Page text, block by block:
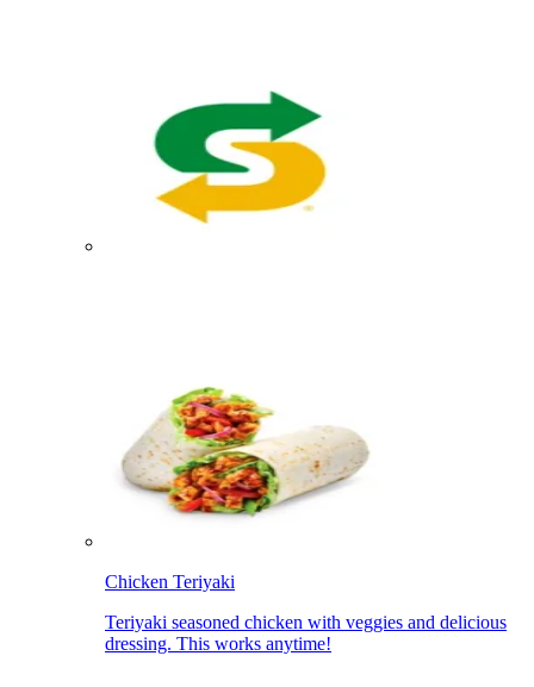
Chicken Teriyaki​​​​‌ ‍ ​‍​‍‌‍ ‌ ​‍‌‍‍‌‌‍‌ ‌‍‍‌‌‍ ‍​‍​‍​ ‍‍​‍​‍‌ ​ ‌‍​‌‌‍ ‍‌‍‍‌‌ ‌​‌ ‍‌​‍ ‍‌‍‍‌‌‍ ​‍​‍​‍ ​​‍​‍‌‍‍​‌ ​‍‌‍‌‌‌‍‌‍​‍​‍​ ‍‍​‍​‍‌‍‍​‌ ‌​‌ ‌​‌ ​​‌ ​ ​ ‍‍​‍ ​‍ ‌‍ ‍‌‍ ‌ ​‍‌‍‌​‌‍‍‌‌‍​ ​‍ ‌‌‍​‍‌‍‍‌‌ ‌​‌‍‌‌‌ ​ ​‍ ‌‌‍‌ ‌ ​‍‌‍ ‌ ‌‌‌ ​​​‍ ‌‌ ​ ‌ ‌​‌ ‌‌‌‍‌​‌‍‍‌‌‍ ​‍ ‍‌ ‌‍‌‍‌‌‌ ​‍‌‍​ ‌‍‌‌‌‍ ​​‍ ‍‌‍​‌‌ ​​‌ ​​​‍ ‌‍‍‌‌‍ ‍‌ ‌​‌‍‌‌‌‍ ‍‌ ‌​​‍ ‌‍‌‌‌‍‌​‌‍‍‌‌ ‌​​‍ ‌‍ ‌‌‍ ‌‍‌​‌‍‌‌​ ‌‌ ​​‌ ​‍‌‍‌‌‌ ​ ‌‍‌‌‌‍ ‍‌ ‌​‌‍​‌‌ ‌​‌‍‍‌‌‍ ‌‍ ‍​ ‍ ‌‍‍‌‌‍‌​​ ‌‌‍​ ​ ‍‌​ ​ ‌‍‌‍​ ​​‌‍‌‌‌‍​‍​ ​‌​‍ ‌​ ​‌​ ‍​‌‍‌‍‌‍‌‍​‍ ‌​ ‌​​ ‌‌​ ‍‌​ ‌‌​‍ ‌​ ‍​​ ​​​ ​ ​ ‌ ​‍ ‌‌‍​ ​ ‌ ​ ​‌​ ‌‍​ ‌‍​ ​‌​ ​‌‌‍‌‌​ ‌​​ ‌​‌‍‌​‌‍​‍​ ‍ ‌ ‌​‌ ‍‌‌ ​​‌‍‌‌​ ‌‌ ​​‌ ​‍‌‍ ‌‍‌​‌ ‌‌‌‍​ ‌ ‌​​ ‍ ‌ ​​‌‍​‌‌ ‌​‌‍‍​​ ‌‌‍ ‍‌‍​‌‌‍ ‌‌‍‌‌​‍‌‌​ ‌‌‌​​‍‌‌ ‌‍‍ ‌‍‌‌‌ ‍‌​‍‌‌​ ​ ‌​‌​​‍‌‌​ ​ ‌​‌​​‍‌‌​ ​‍​ ​‍‌‍‌‌‌‍ ‍​‍‌‌​ ​‍​ ​‍​‍‌‌​ ‌‌‌​‌​​‍ ‍‌ ‌‍‌‍​‌‌‍ ​‌ ‌‌‌‍‌‌​ ‌‍​‍‌‍​‌‌ ​ ‌‍‌‌‌‌‌‌‌ ​‍‌‍ ​​ ‌‌‍‍​‌ ‌​‌ ‌​‌ ​​‌ ​ ​‍‌‌​ ​ ‌​​‌​‍‌‌​ ​‍‌​‌‍​‍‌‌​ ​‍‌​‌‍‌‍ ‍‌‍ ‌ ​‍‌‍‌​‌‍‍‌‌‍​ ​‍ ‌‌‍​‍‌‍‍‌‌ ‌​‌‍‌‌‌ ​ ​‍ ‌‌‍‌ ‌ ​‍‌‍ ‌ ‌‌‌ ​​​‍ ‌‌ ​ ‌ ‌​‌ ‌‌‌‍‌​‌‍‍‌‌‍ ​‍ ‍‌ ‌‍‌‍‌‌‌ ​‍‌‍​ ‌‍‌‌‌‍ ​​‍ ‍‌‍​‌‌ ​​‌ ​​​‍‌‍‌‍‍‌‌‍‌​​ ‌‌‍​ ​ ‍‌​ ​ ‌‍‌‍​ ​​‌‍‌‌‌‍​‍​ ​‌​‍ ‌​ ​‌​ ‍​‌‍‌‍‌‍‌‍​‍ ‌​ ‌​​ ‌‌​ ‍‌​ ‌‌​‍ ‌​ ‍​​ ​​​ ​ ​ ‌ ​‍ ‌‌‍​ ​ ‌ ​ ​‌​ ‌‍​ ‌‍​ ​‌​ ​‌‌‍‌‌​ ‌​​ ‌​‌‍‌​‌‍​‍​‍‌‍‌ ‌​‌ ‍‌‌ ​​‌‍‌‌​ ‌‌ ​​‌ ​‍‌‍ ‌‍‌​‌ ‌‌‌‍​ ‌ ‌​​‍‌‍‌ ​​‌‍​‌‌ ‌​‌‍‍​​ ‌‌‍ ‍‌‍​‌‌‍ ‌‌‍‌‌​‍‌‌​ ‌‌‌​​‍‌‌ ‌‍‍ ‌‍‌‌‌ ‍‌​‍‌‌​ ​ ‌​‌​​‍‌‌​ ​ ‌​‌​​‍‌‌​ ​‍​ ​‍‌‍‌‌‌‍ ‍​‍‌‌​ ​‍​ ​‍​‍‌‌​ ‌‌‌​‌​​‍ ‍‌ ‌‍‌‍​‌‌‍ ​‌ ‌‌‌‍‌‌​‍‌‍‌ ​​‌‍‌‌‌ ​‍‌ ​ ‌ ​​‌‍‌‌‌‍​ ‌ ‌​‌‍‍‌‌ ‌‍‌‍‌‌​ ‌‌ ​​‌ ‌‌‌‍​‍‌‍ ​‌‍‍‌‌ ​ ‌‍‍​‌‍‌‌‌‍‌​​‍​‍‌ ‌
Teriyaki seasoned chicken with veggies and delicious
dressing. This works anytime!​​​​‌ ‍ ​‍​‍‌‍ ‌ ​‍‌‍‍‌‌‍‌ ‌‍‍‌‌‍ ‍​‍​‍​ ‍‍​‍​‍‌ ​ ‌‍​‌‌‍ ‍‌‍‍‌‌ ‌​‌ ‍‌​‍ ‍‌‍‍‌‌‍ ​‍​‍​‍ ​​‍​‍‌‍‍​‌ ​‍‌‍‌‌‌‍‌‍​‍​‍​ ‍‍​‍​‍‌‍‍​‌ ‌​‌ ‌​‌ ​​‌ ​ ​ ‍‍​‍ ​‍ ‌‍ ‍‌‍ ‌ ​‍‌‍‌​‌‍‍‌‌‍​ ​‍ ‌‌‍​‍‌‍‍‌‌ ‌​‌‍‌‌‌ ​ ​‍ ‌‌‍‌ ‌ ​‍‌‍ ‌ ‌‌‌ ​​​‍ ‌‌ ​ ‌ ‌​‌ ‌‌‌‍‌​‌‍‍‌‌‍ ​‍ ‍‌ ‌‍‌‍‌‌‌ ​‍‌‍​ ‌‍‌‌‌‍ ​​‍ ‍‌‍​‌‌ ​​‌ ​​​‍ ‌‍‍‌‌‍ ‍‌ ‌​‌‍‌‌‌‍ ‍‌ ‌​​‍ ‌‍‌‌‌‍‌​‌‍‍‌‌ ‌​​‍ ‌‍ ‌‌‍ ‌‍‌​‌‍‌‌​ ‌‌ ​​‌ ​‍‌‍‌‌‌ ​ ‌‍‌‌‌‍ ‍‌ ‌​‌‍​‌‌ ‌​‌‍‍‌‌‍ ‌‍ ‍​ ‍ ‌‍‍‌‌‍‌​​ ‌‌‍​ ​ ‍‌​ ​ ‌‍‌‍​ ​​‌‍‌‌‌‍​‍​ ​‌​‍ ‌​ ​‌​ ‍​‌‍‌‍‌‍‌‍​‍ ‌​ ‌​​ ‌‌​ ‍‌​ ‌‌​‍ ‌​ ‍​​ ​​​ ​ ​ ‌ ​‍ ‌‌‍​ ​ ‌ ​ ​‌​ ‌‍​ ‌‍​ ​‌​ ​‌‌‍‌‌​ ‌​​ ‌​‌‍‌​‌‍​‍​ ‍ ‌ ‌​‌ ‍‌‌ ​​‌‍‌‌​ ‌‌ ​​‌ ​‍‌‍ ‌‍‌​‌ ‌‌‌‍​ ‌ ‌​​ ‍ ‌ ​​‌‍​‌‌ ‌​‌‍‍​​ ‌‌ ​ ‌‍‍​‌‍ ‌ ​‍‌ ‌​‌​‌​‌‍‌‌‌ ​ ‌‍​ ‌ ​‍‌‍‍‌‌ ​​‌ ‌​‌‍‍‌‌‍ ‌‍ ‍​‍‌‌​ ‌‌‌​​‍‌‌ ‌‍‍ ‌‍‌‌‌ ‍‌​‍‌‌​ ​ ‌​‌​​‍‌‌​ ​ ‌​‌​​‍‌‌​ ​‍​ ​‍‌‍‌‌‌‍ ‍​‍‌‌​ ​‍​ ​‍​‍‌‌​ ‌‌‌​‌​​‍ ‍‌ ‌‍‌‍​‌‌‍ ​‌ ‌‌‌‍‌‌​ ‌‍​‍‌‍​‌‌ ​ ‌‍‌‌‌‌‌‌‌ ​‍‌‍ ​​ ‌‌‍‍​‌ ‌​‌ ‌​‌ ​​‌ ​ ​‍‌‌​ ​ ‌​​‌​‍‌‌​ ​‍‌​‌‍​‍‌‌​ ​‍‌​‌‍‌‍ ‍‌‍ ‌ ​‍‌‍‌​‌‍‍‌‌‍​ ​‍ ‌‌‍​‍‌‍‍‌‌ ‌​‌‍‌‌‌ ​ ​‍ ‌‌‍‌ ‌ ​‍‌‍ ‌ ‌‌‌ ​​​‍ ‌‌ ​ ‌ ‌​‌ ‌‌‌‍‌​‌‍‍‌‌‍ ​‍ ‍‌ ‌‍‌‍‌‌‌ ​‍‌‍​ ‌‍‌‌‌‍ ​​‍ ‍‌‍​‌‌ ​​‌ ​​​‍‌‍‌‍‍‌‌‍‌​​ ‌‌‍​ ​ ‍‌​ ​ ‌‍‌‍​ ​​‌‍‌‌‌‍​‍​ ​‌​‍ ‌​ ​‌​ ‍​‌‍‌‍‌‍‌‍​‍ ‌​ ‌​​ ‌‌​ ‍‌​ ‌‌​‍ ‌​ ‍​​ ​​​ ​ ​ ‌ ​‍ ‌‌‍​ ​ ‌ ​ ​‌​ ‌‍​ ‌‍​ ​‌​ ​‌‌‍‌‌​ ‌​​ ‌​‌‍‌​‌‍​‍​‍‌‍‌ ‌​‌ ‍‌‌ ​​‌‍‌‌​ ‌‌ ​​‌ ​‍‌‍ ‌‍‌​‌ ‌‌‌‍​ ‌ ‌​​‍‌‍‌ ​​‌‍​‌‌ ‌​‌‍‍​​ ‌‌ ​ ‌‍‍​‌‍ ‌ ​‍‌ ‌​‌​‌​‌‍‌‌‌ ​ ‌‍​ ‌ ​‍‌‍‍‌‌ ​​‌ ‌​‌‍‍‌‌‍ ‌‍ ‍​‍‌‌​ ‌‌‌​​‍‌‌ ‌‍‍ ‌‍‌‌‌ ‍‌​‍‌‌​ ​ ‌​‌​​‍‌‌​ ​ ‌​‌​​‍‌‌​ ​‍​ ​‍‌‍‌‌‌‍ ‍​‍‌‌​ ​‍​ ​‍​‍‌‌​ ‌‌‌​‌​​‍ ‍‌ ‌‍‌‍​‌‌‍ ​‌ ‌‌‌‍‌‌​‍‌‍‌ ​​‌‍‌‌‌ ​‍‌ ​ ‌ ​​‌‍‌‌‌‍​ ‌ ‌​‌‍‍‌‌ ‌‍‌‍‌‌​ ‌‌ ​​‌ ‌‌‌‍​‍‌‍ ​‌‍‍‌‌ ​ ‌‍‍​‌‍‌‌‌‍‌​​‍​‍‌ ‌